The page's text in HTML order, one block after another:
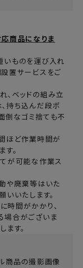
商品になりま
いものを運び入れ
置サービスをご
、ベッドの組み立
持ち込んだ段ボ
倒なゴミ捨ても不
ほど作業時間が
。
が可能な作業ス
や廃棄等はいた
いいたします。
時間がかかり、
場合がございま
ます。
商品の撮影画像